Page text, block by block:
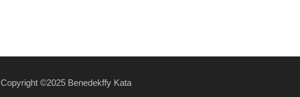
Copyright ©2025 Benedekffy Kata